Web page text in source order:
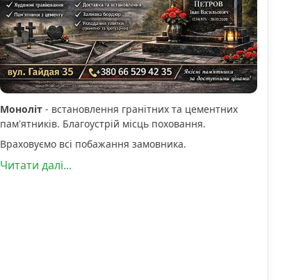
Моноліт- встановлення гранітних та цементних
пам'ятників. Благоустрій місць поховання.
Враховуємо всі побажання замовника.
Читати далі...